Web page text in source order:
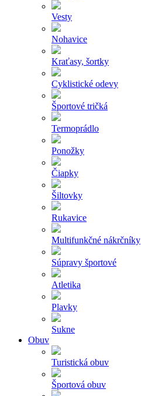
Vesty
Nohavice
Kraťasy, šortky
Cyklistické odevy
Športové tričká
Termoprádlo
Ponožky
Čiapky
Šiltovky
Rukavice
Multifunkčné nákrčníky
Súpravy športové
Atletika
Plavky
Sukne
Obuv
Turistická obuv
Športová obuv